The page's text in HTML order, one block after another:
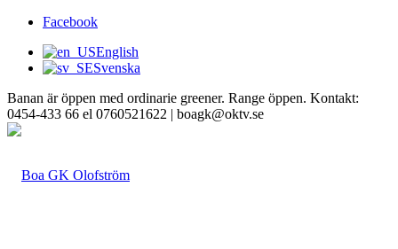
Facebook
English
Svenska
Banan är öppen med ordinarie greener. Range öppen. Kontakt:
0454-433 66 el 0760521622 | boagk@oktv.se